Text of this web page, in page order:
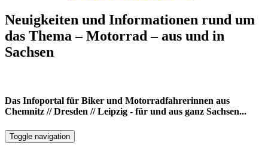
Neuigkeiten und Informationen rund um
das Thema – Motorrad – aus und in
Sachsen
Das Infoportal für Biker und Motorradfahrerinnen aus
Chemnitz // Dresden // Leipzig - für und aus ganz Sachsen...
Toggle navigation